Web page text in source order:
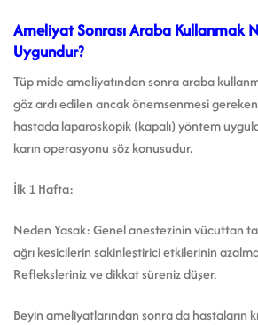
Ameliyat Sonrası Araba Kullanmak
Uygundur?
Tüp mide ameliyatından sonra araba
göz ardı edilen ancak önemsenmesi
hastada laparoskopik (kapalı) yöntem
karın operasyonu söz konusudur.
İlk 1 Hafta:
Neden Yasak: Genel anestezinin vücuttan
ağrı kesicilerin sakinleştirici etkilerinin
Refleksleriniz ve dikkat süreniz düşer.
Beyin ameliyatlarından sonra da hastaların